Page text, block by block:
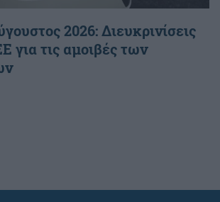
2026: Διευκρινίσεις
για τις αμοιβές των